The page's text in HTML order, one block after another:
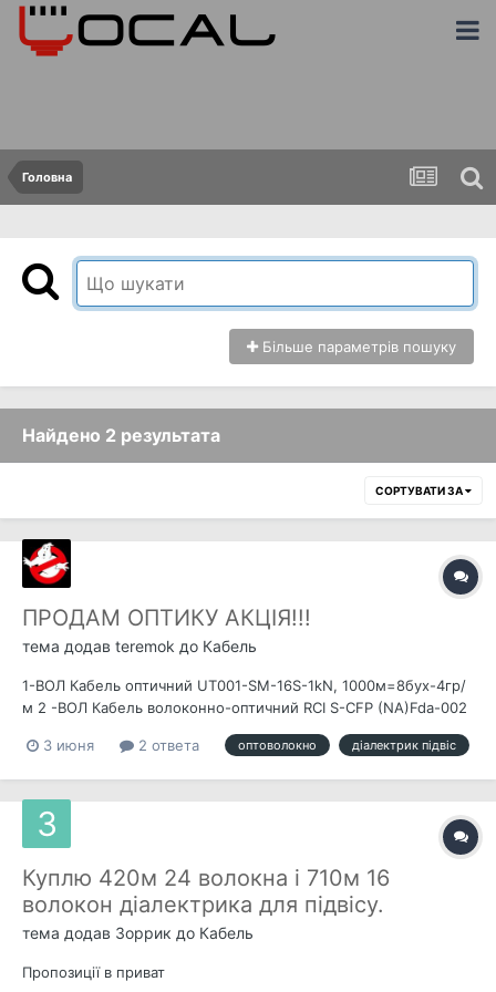
Головна
Більше параметрів пошуку
Найдено 2 результата
СОРТУВАТИ ЗА
ПРОДАМ ОПТИКУ АКЦІЯ!!!
тема додав teremok до Кабель
1-ВОЛ Кабель оптичний UT001-SM-16S-1kN, 1000м=8бух-4гр/
м 2 -ВОЛ Кабель волоконно-оптичний RCI S-CFP (NA)Fda-002
Lankore UT 002 SM ADSS 1,0кН -по 3,80 грн/м 8-ВОЛ Кабель
в...
3 июня 2 ответа оптоволокно діалектрик підвіс
Куплю 420м 24 волокна і 710м 16
волокон діалектрика для підвісу.
тема додав Зоррик до Кабель
Пропозиції в приват